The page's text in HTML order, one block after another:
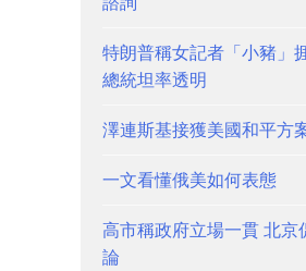
特朗普稱女記者「小豬」
總統坦率透明
澤連斯基接獲美國和平方
一文看懂俄美如何表態
高市稱政府立場一貫 北京
論